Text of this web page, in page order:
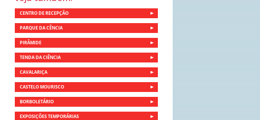
CENTRO DE RECEPÇÃO
PARQUE DA CÊNCIA
PIRÂMIDE
TENDA DA CIÊNCIA
CAVALARIÇA
CASTELO MOURISCO
BORBOLETÁRIO
EXPOSIÇÕES TEMPORÁRIAS